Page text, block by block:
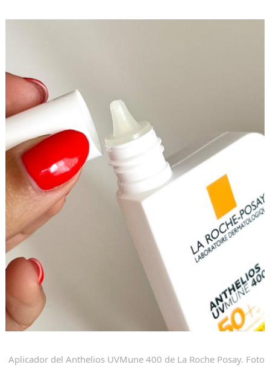
Aplicador del Anthelios UVMune 400 de La Roche Posay. Foto